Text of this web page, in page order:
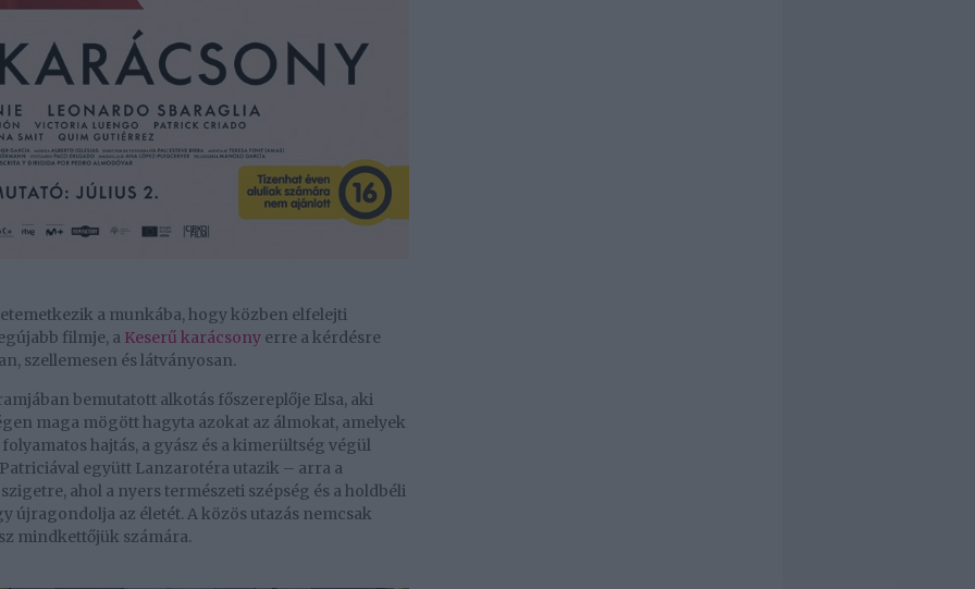
a munkába, hogy közben elfelejti
filmje, a Keserű karácsony erre a kérdésre
szellemesen és látványosan.
bemutatott alkotás főszereplője Elsa, aki
maga mögött hagyta azokat az álmokat, amelyek
hajtás, a gyász és a kimerültség végül
együtt Lanzarotéra utazik – arra a
ahol a nyers természeti szépség és a holdbéli
újragondolja az életét. A közös utazás nemcsak
mindkettőjük számára.